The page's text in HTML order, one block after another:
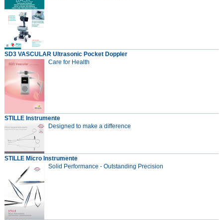
SD3 VASCULAR Ultrasonic Pocket Doppler
Care for Health
STILLE Instrumente
Designed to make a difference
STILLE Micro Instrumente
Solid Performance - Outstanding Precision